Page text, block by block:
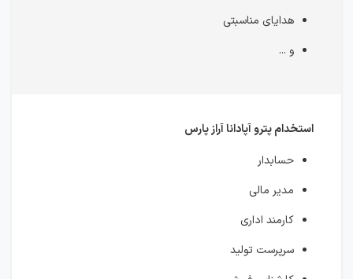
هدایای مناسبتی
و ...
استخدام پترو آپادانا آراز پارس
حسابدار
مدیر مالی
کارمند اداری
سرپرست تولید